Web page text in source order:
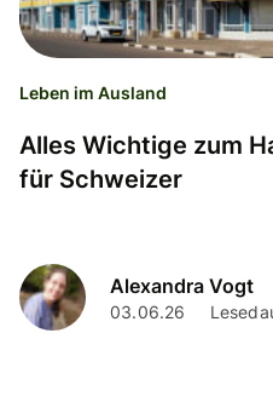
Leben im Ausland
Alles Wichtige zum
für Schweizer
Alexandra Vogt
03.06.26